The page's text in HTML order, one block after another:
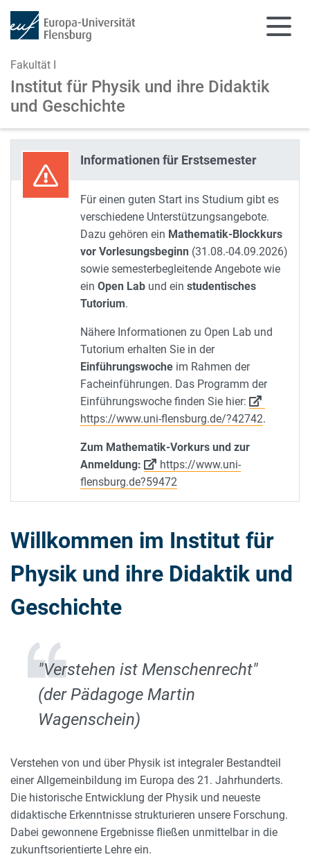
Zum Hauptinhalt springen
Zur Navigation springen
Fakultät I
Institut für Physik und ihre Didaktik
und Geschichte
Informationen für Erstsemester
Für einen guten Start ins Studium gibt es
verschiedene Unterstützungsangebote.
Dazu gehören ein Mathematik-Blockkurs
vor Vorlesungsbeginn (31.08.-04.09.2026)
sowie semesterbegleitende Angebote wie
ein Open Lab und ein studentisches
Tutorium.
Nähere Informationen zu Open Lab und
Tutorium erhalten Sie in der
Einführungswoche im Rahmen der
Facheinführungen. Das Programm der
Einführungswoche finden Sie hier:
https://www.uni-flensburg.de/?42742.
Zum Mathematik-Vorkurs und zur
Anmeldung:
https://www.uni-
flensburg.de?59472
Willkommen im Institut für
Physik und ihre Didaktik und
Geschichte
"Verstehen ist Menschenrecht"
(der Pädagoge Martin
Wagenschein)
Verstehen von und über Physik ist integraler Bestandteil
einer Allgemeinbildung im Europa des 21. Jahrhunderts.
Die historische Entwicklung der Physik und neueste
didaktische Erkenntnisse strukturieren unsere Forschung.
Dabei gewonnene Ergebnisse fließen unmittelbar in die
zukunftsorientierte Lehre ein.